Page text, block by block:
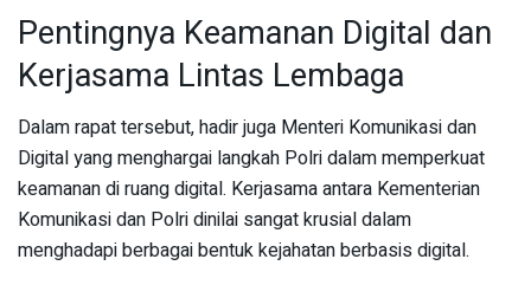
Pentingnya Keamanan Digital dan
Kerjasama Lintas Lembaga
Dalam rapat tersebut, hadir juga Menteri Komunikasi dan
Digital yang menghargai langkah Polri dalam memperkuat
keamanan di ruang digital. Kerjasama antara Kementerian
Komunikasi dan Polri dinilai sangat krusial dalam
menghadapi berbagai bentuk kejahatan berbasis digital.